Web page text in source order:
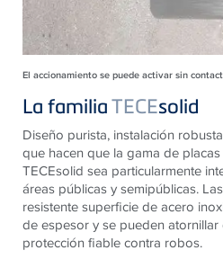
El accionamiento se puede activar sin
La familiaTECEsolid
Diseño purista, instalación
que hacen que la gama de
TECEsolid sea particularmente
áreas públicas y semipúblicas.
resistente superficie de acero
de espesor y se pueden
protección fiable contra robos.